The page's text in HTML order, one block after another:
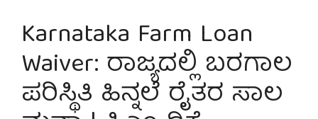
Karnataka Farm Loan
Waiver: ರಾಜ್ಯದಲ್ಲಿ ಬರಗಾಲ
ಪರಿಸ್ಥಿತಿ ಹಿನ್ನಲೆ ರೈತರ ಸಾಲ